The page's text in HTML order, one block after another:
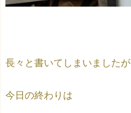
長々と書いてしまいましたが
今日の終わりは